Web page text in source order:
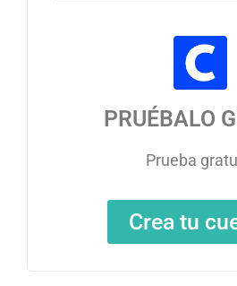
PRUÉBALO
Prueba
Crea tu